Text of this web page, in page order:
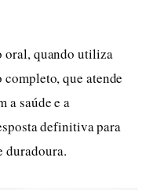
oral, quando utiliza
que atende
a saúde e a
definitiva para
duradoura.